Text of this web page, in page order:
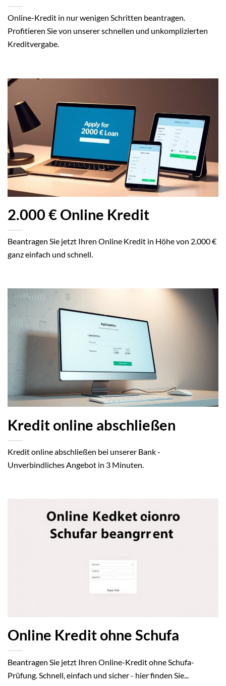
Online-Kredit in nur wenigen Schritten beantragen.
Profitieren Sie von unserer schnellen und unkomplizierten
Kreditvergabe.
2.000 € Online Kredit
Beantragen Sie jetzt Ihren Online Kredit in Höhe von 2.000 €
ganz einfach und schnell.
Kredit online abschließen
Kredit online abschließen bei unserer Bank -
Unverbindliches Angebot in 3 Minuten.
Online Kredit ohne Schufa
Beantragen Sie jetzt Ihren Online-Kredit ohne Schufa-
Prüfung. Schnell, einfach und sicher - hier finden Sie...